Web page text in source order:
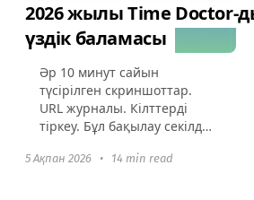
2026 жылы Time Doctor-
үздік баламасы
Әр 10 минут сайын
түсірілген скриншоттар.
URL журналы. Кілттерді
тіркеу. Бұл бақылау секілді,
Time Doctor өнімділік
5 Ақпан 2026 • 14 min read